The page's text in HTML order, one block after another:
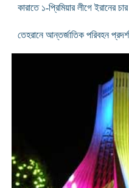
কারাতে ১-প্রিমিয়ার লীগে ইরানের
তেহরানে আন্তর্জাতিক পরিবহন